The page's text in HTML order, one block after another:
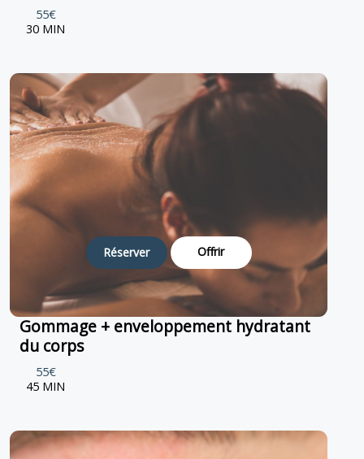
55€
30 MIN
Réserver Offrir
Gommage + enveloppement hydratant
du corps
55€
45 MIN